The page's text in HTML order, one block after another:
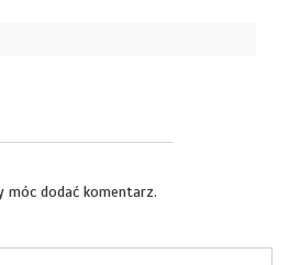
móc dodać komentarz.